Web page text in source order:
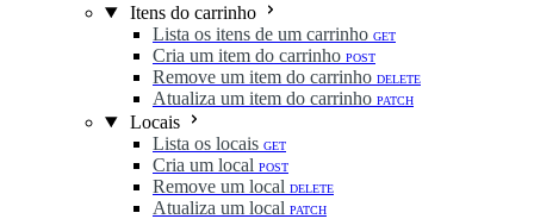
Itens do carrinho
Lista os itens de um carrinho GET
Cria um item do carrinho POST
Remove um item do carrinho DELETE
Atualiza um item do carrinho PATCH
Locais
Lista os locais GET
Cria um local POST
Remove um local DELETE
Atualiza um local PATCH